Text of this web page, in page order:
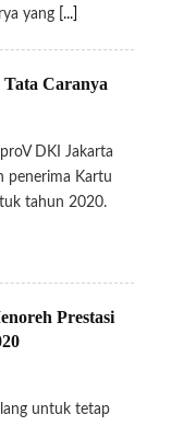
yang [...]
Caranya
DKI Jakarta
penerima Kartu
tahun 2020.
Prestasi
untuk tetap